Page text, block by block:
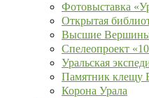
Фотовыставка
Открытая
Высшие
Спелеопроект
Уральская
Памятник клещу
Корона Урала